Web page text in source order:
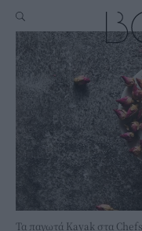
Τα παγωτά Kayak στα